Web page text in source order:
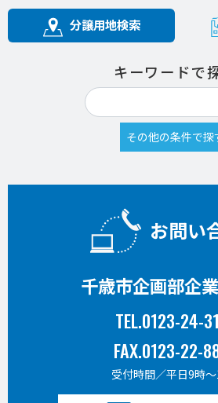
分譲用地検索
キーワードで
お問い
千歳市企画部企
TEL.0123-24-
FAX.0123-22-
受付時間／平日9時